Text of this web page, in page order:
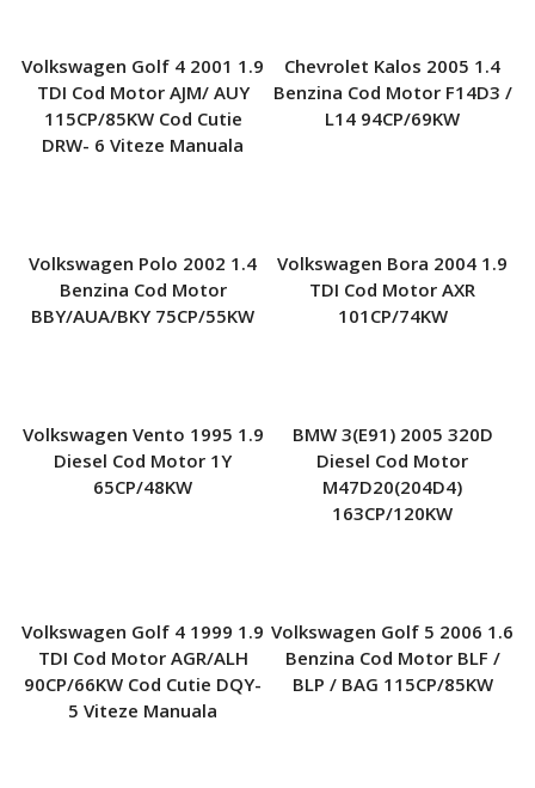
Volkswagen Golf 4 2001 1.9
TDI Cod Motor AJM/ AUY
115CP/85KW Cod Cutie
DRW- 6 Viteze Manuala
Chevrolet Kalos 2005 1.4
Benzina Cod Motor F14D3 /
L14 94CP/69KW
Volkswagen Polo 2002 1.4
Benzina Cod Motor
BBY/AUA/BKY 75CP/55KW
Volkswagen Bora 2004 1.9
TDI Cod Motor AXR
101CP/74KW
Volkswagen Vento 1995 1.9
Diesel Cod Motor 1Y
65CP/48KW
BMW 3(E91) 2005 320D
Diesel Cod Motor
M47D20(204D4)
163CP/120KW
Volkswagen Golf 4 1999 1.9
TDI Cod Motor AGR/ALH
90CP/66KW Cod Cutie DQY-
5 Viteze Manuala
Volkswagen Golf 5 2006 1.6
Benzina Cod Motor BLF /
BLP / BAG 115CP/85KW